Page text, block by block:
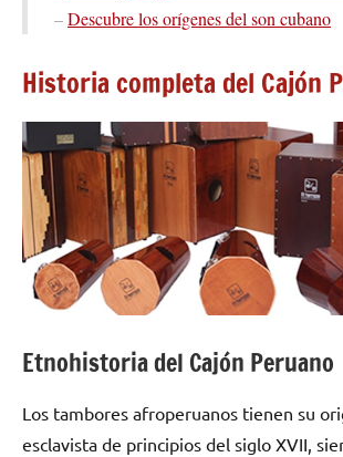
–Descubre los orígenes del son cubano
Historia completa del Cajón
Etnohistoria del Cajón Peruano
Los tambores afroperuanos tienen su
esclavista de principios del siglo XVII,